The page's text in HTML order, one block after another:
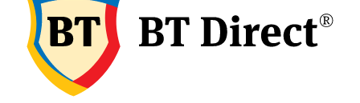
Prize, stechere si mufe auto
Conectori instalatii electrice auto,
camion si remorca
Mufe si conectori auto etansi
Prize si conectori alimentare 2/3
Întreținere
Fabricate din materiale de înaltă calitate, rezistente la